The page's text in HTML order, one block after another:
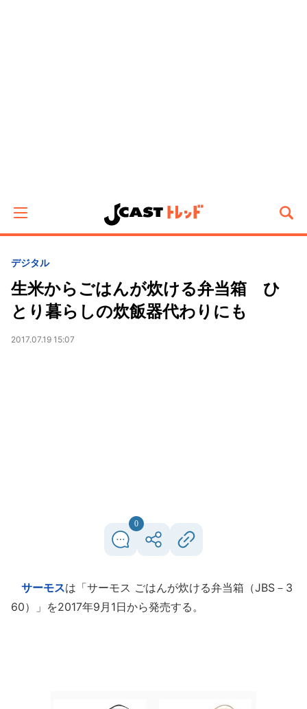
デジタル
生米からごはんが炊ける弁当箱 ひ
とり暮らしの炊飯器代わりにも
2017.07.19 15:07
0
サーモスは「サーモス ごはんが炊ける弁当箱（JBS－3
60）」を2017年9月1日から発売する。